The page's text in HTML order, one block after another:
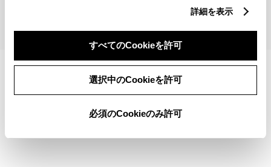
詳細を表示
すべてのCookieを許可
選択中のCookieを許可
必須のCookieのみ許可
©1995-2026 TOYOTA MOTOR CORPORATION. ALL RIGHTS RESERVED.